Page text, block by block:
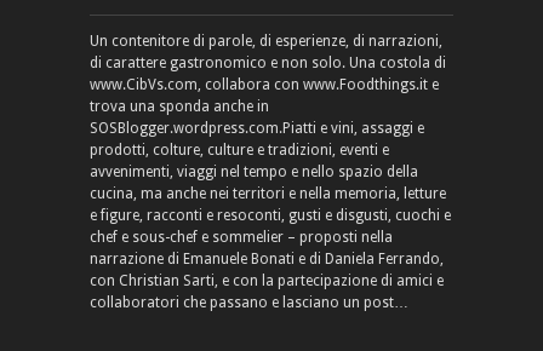
Un contenitore di parole, di esperienze, di narrazioni,
di carattere gastronomico e non solo. Una costola di
www.CibVs.com, collabora con www.Foodthings.it e
trova una sponda anche in
SOSBlogger.wordpress.com.Piatti e vini, assaggi e
prodotti, colture, culture e tradizioni, eventi e
avvenimenti, viaggi nel tempo e nello spazio della
cucina, ma anche nei territori e nella memoria, letture
e figure, racconti e resoconti, gusti e disgusti, cuochi e
chef e sous-chef e sommelier – proposti nella
narrazione di Emanuele Bonati e di Daniela Ferrando,
con Christian Sarti, e con la partecipazione di amici e
collaboratori che passano e lasciano un post…